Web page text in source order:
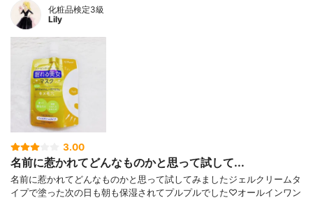
化粧品検定3級
Lily
3.00
名前に惹かれてどんなものかと思って試して...
名前に惹かれてどんなものかと思って試してみましたジェルクリームタ
イプで塗った次の日も朝も保湿されてプルプルでした♡オールインワン